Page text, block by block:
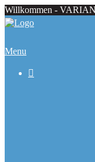
Willkommen -
Menu
